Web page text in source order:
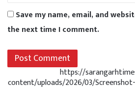
Save my name, email, and
the next time I comment.
https://
content/uploads/2026/03/